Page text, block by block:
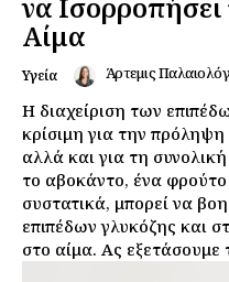
να
Αίμα
Υγεία Άρτεμις
Η διαχείριση των
κρίσιμη για την
αλλά και για τη
το αβοκάντο, ένα
συστατικά, μπορεί να
επιπέδων γλυκόζης και
στο αίμα. Ας εξετάσουμε